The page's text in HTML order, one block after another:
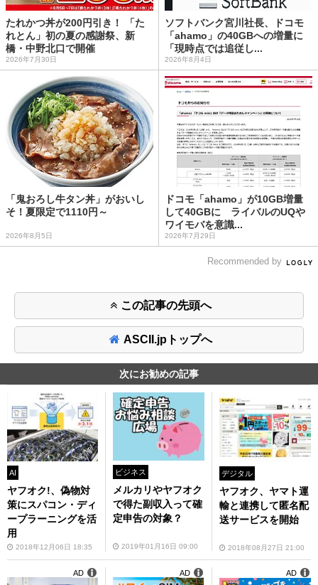
たれかつ丼が200円引き！ 「た
れとん」初の夏の感謝祭、新
橋・中野北口で開催
2026年7月30日
ソフトバンク宮川社長、ドコモ
「ahamo」の40GBへの増量に
「現時点では追従し...
2026年8月4日
「鬼おろし牛タン丼」がおいし
そ！夏限定で1110円～
2026年8月5日
ドコモ「ahamo」が10GB増量
して40GBに ライバルのUQや
ワイモバを意識...
2026年7月29日
Recommended by
この記事の先頭へ
ASCII.jpトップへ
次にお勧めの記事
AI
ヤフオク!、偽物対
策にスパコン・ディ
ープラーニングを活
用
2018年12月06日 18:35
ビジネス
メルカリやヤフオク
で得た副収入って確
定申告の対象？
2019年01月16日 09:00
デジタル
ヤフオク、ヤマト運
輸と連携して匿名配
送サービスを開始
2018年08月27日 21:00
AD AD AD